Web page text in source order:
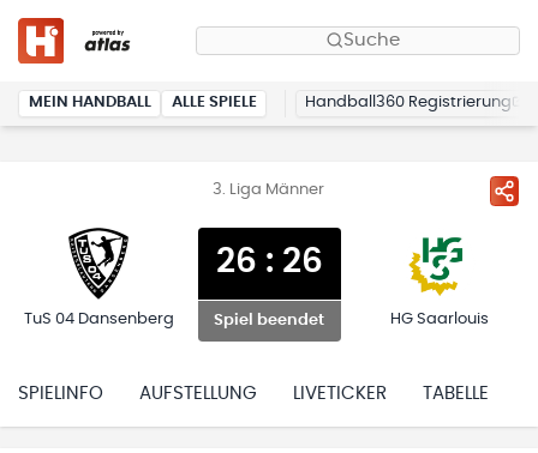
Suche
MEIN HANDBALL ALLE SPIELE Handball360 Registrierung
3. Liga Männer
TuS 04 Dansenberg
26 : 26
Spiel beendet HG Saarlouis
SPIELINFO AUFSTELLUNG LIVETICKER TABELLE